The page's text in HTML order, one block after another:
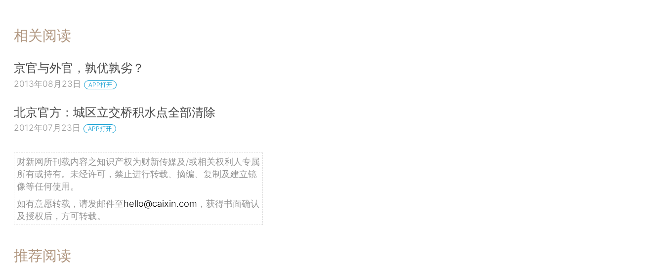
相关阅读
京官与外官，孰优孰劣？
2013年08月23日 APP打开
北京官方：城区立交桥积水点全部清除
2012年07月23日 APP打开
财新网所刊载内容之知识产权为财新传媒及/或相关权利人专属
所有或持有。未经许可，禁止进行转载、摘编、复制及建立镜
像等任何使用。
如有意愿转载，请发邮件至hello@caixin.com ，获得书面确认
及授权后，方可转载。
推荐阅读